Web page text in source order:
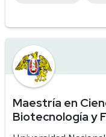
Maestría en
Biotecnología y